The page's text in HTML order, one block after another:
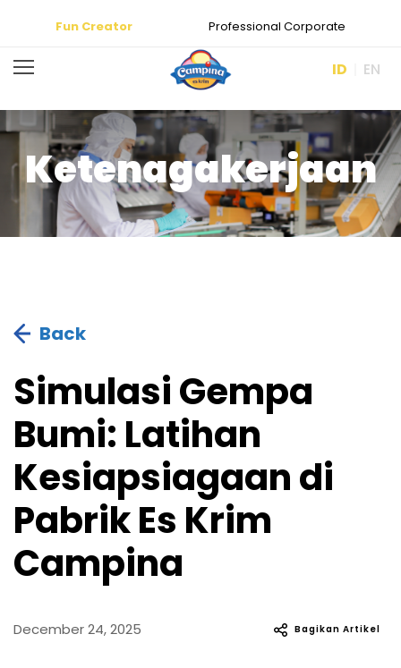
Fun Creator Professional Corporate
ID EN
Ketenagakerjaan
Back
Simulasi Gempa
Bumi: Latihan
Kesiapsiagaan di
Pabrik Es Krim
Campina
December 24, 2025 Bagikan Artikel